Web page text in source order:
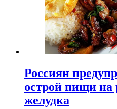
Россиян
острой пищи на
желудка